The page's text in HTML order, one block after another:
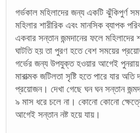
গর্ভকাল মহিলাদের জন্য একটি
মহিলার শারীরিক এবং মানসিক ব্যাপক
একবার সন্তান জন্মদানের ফলে মহিলাদের
ঘাটতি হয় তা পুরণ হতে বেশ সময়ের
গর্ভের জন্য উপযুক্ত হওয়ার আগেই পুনরায়
মারাত্মক জটিলতা সৃষ্টি হতে পারে যার
প্রয়োজন। দেখা গেছে ঘন ঘন সন্তান
৯ মাস ধরে চলে না। কোনো কোনো
আগেই সন্তান নষ্ট হয়ে যায়।